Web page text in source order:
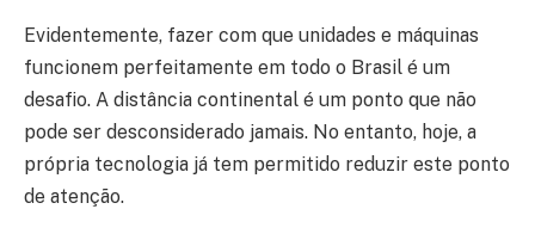
Evidentemente, fazer com que unidades e máquinas
funcionem perfeitamente em todo o Brasil é um
desafio. A distância continental é um ponto que não
pode ser desconsiderado jamais. No entanto, hoje, a
própria tecnologia já tem permitido reduzir este ponto
de atenção.